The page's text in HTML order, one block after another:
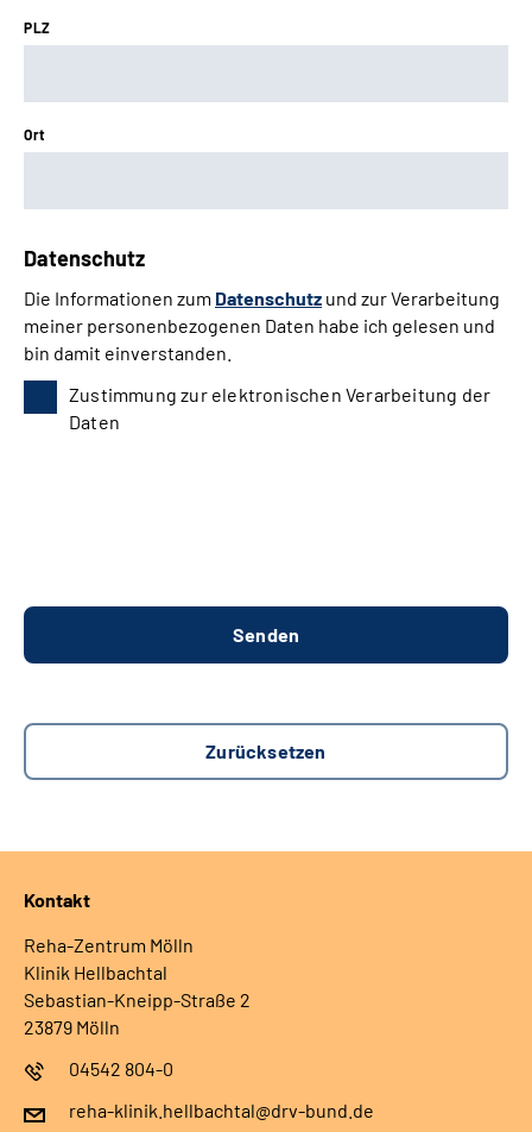
PLZ
Ort
Datenschutz
Die Informationen zum Datenschutz und zur Verarbeitung
meiner personenbezogenen Daten habe ich gelesen und
bin damit einverstanden.
Zustimmung zur elektronischen Verarbeitung der
Daten
Kontakt
Reha-Zentrum Mölln
Klinik Hellbachtal
Sebastian-Kneipp-Straße 2
23879 Mölln
04542 804-0
reha-klinik.hellbachtal@drv-bund.de